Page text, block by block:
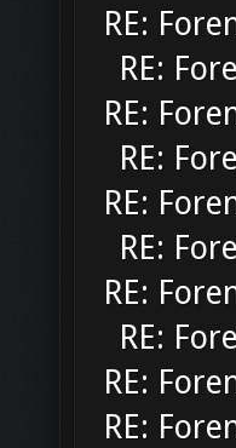
RE:
RE:
RE:
RE:
RE:
RE:
RE:
RE:
RE:
RE: